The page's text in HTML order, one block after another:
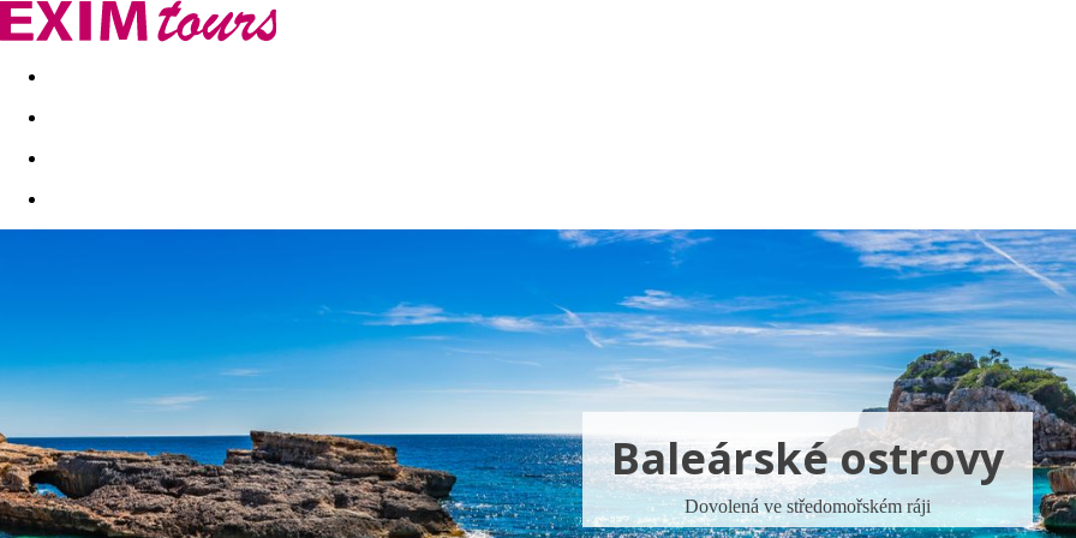
Akční nabídky Last minute
Baleárské ostrovy
Dovolená ve středomořském ráji